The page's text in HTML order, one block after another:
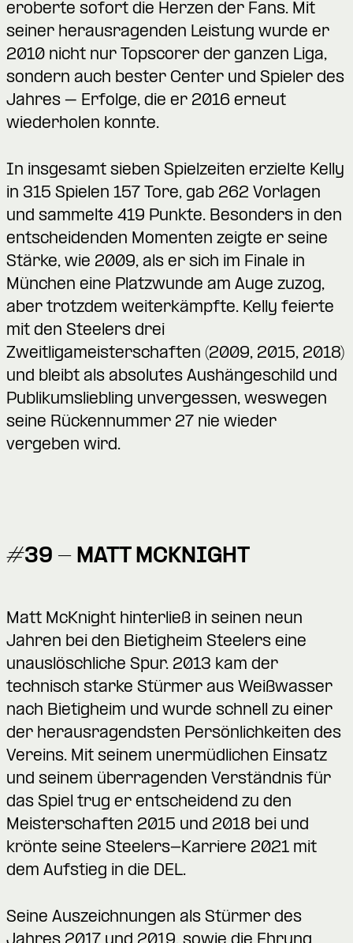
eroberte sofort die Herzen der Fans. Mit
seiner herausragenden Leistung wurde er
2010 nicht nur Topscorer der ganzen Liga,
sondern auch bester Center und Spieler des
Jahres – Erfolge, die er 2016 erneut
wiederholen konnte.
In insgesamt sieben Spielzeiten erzielte Kelly
in 315 Spielen 157 Tore, gab 262 Vorlagen
und sammelte 419 Punkte. Besonders in den
entscheidenden Momenten zeigte er seine
Stärke, wie 2009, als er sich im Finale in
München eine Platzwunde am Auge zuzog,
aber trotzdem weiterkämpfte. Kelly feierte
mit den Steelers drei
Zweitligameisterschaften (2009, 2015, 2018)
und bleibt als absolutes Aushängeschild und
Publikumsliebling unvergessen, weswegen
seine Rückennummer 27 nie wieder
vergeben wird.
#39 - MATT MCKNIGHT
Matt McKnight hinterließ in seinen neun
Jahren bei den Bietigheim Steelers eine
unauslöschliche Spur. 2013 kam der
technisch starke Stürmer aus Weißwasser
nach Bietigheim und wurde schnell zu einer
der herausragendsten Persönlichkeiten des
Vereins. Mit seinem unermüdlichen Einsatz
und seinem überragenden Verständnis für
das Spiel trug er entscheidend zu den
Meisterschaften 2015 und 2018 bei und
krönte seine Steelers-Karriere 2021 mit
dem Aufstieg in die DEL.
Seine Auszeichnungen als Stürmer des